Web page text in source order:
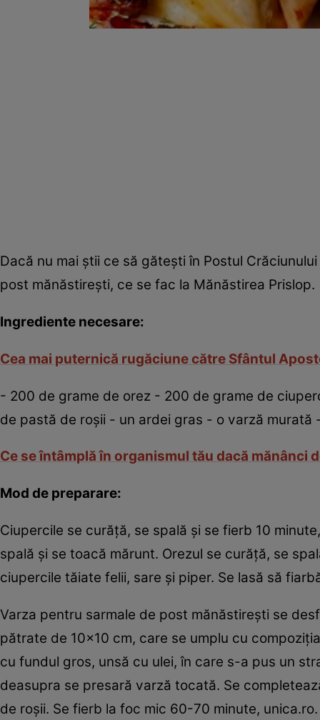
Dacă nu mai ştii ce să găteşti în Postul
post mănăstireşti, ce se fac la Mănăstirea Prislop.
Ingrediente necesare:
Cea mai puternică rugăciune către Sfântul
- 200 de grame de orez - 200 de grame de
de pastă de roşii - un ardei gras - o varză
Ce se întâmplă în organismul tău dacă mănânci
Mod de preparare:
Ciupercile se curăţă, se spală şi se fierb 10
spală şi se toacă mărunt. Orezul se curăţă, se
ciupercile tăiate felii, sare şi piper. Se lasă să
Varza pentru sarmale de post mănăstireşti se
pătrate de 10×10 cm, care se umplu cu
cu fundul gros, unsă cu ulei, în care s-a pus un
deasupra se presară varză tocată. Se
de roşii. Se fierb la foc mic 60-70 minute, unica.ro.